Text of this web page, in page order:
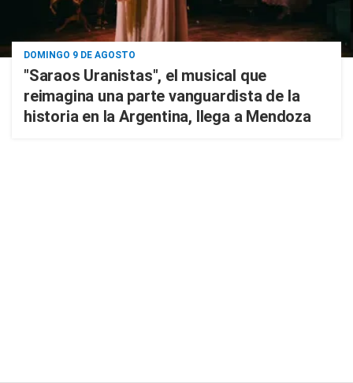
DOMINGO 9 DE AGOSTO
"Saraos Uranistas", el musical que
reimagina una parte vanguardista de la
historia en la Argentina, llega a Mendoza